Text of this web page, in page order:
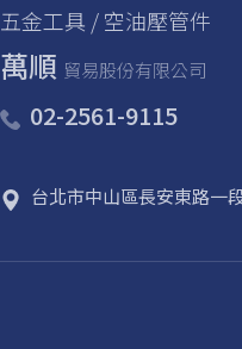
五金⼯具 / 空油壓管件
萬順 貿易股份有限公司
02-2561-9115
台北市中山區長安東路一